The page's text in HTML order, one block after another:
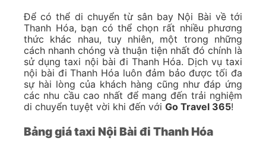
Để có thể di chuyển từ sân bay Nội Bài về tới
Thanh Hóa, bạn có thể chọn rất nhiều phương
thức khác nhau, tuy nhiên, một trong những
cách nhanh chóng và thuận tiện nhất đó chính là
sử dụng taxi nội bài đi Thanh Hóa. Dịch vụ taxi
nội bài đi Thanh Hóa luôn đảm bảo được tối đa
sự hài lòng của khách hàng cũng như đáp ứng
các nhu cầu cao nhất để mang đến trải nghiệm
di chuyển tuyệt vời khi đến với Go Travel 365!
Bảng giá taxi Nội Bài đi Thanh Hóa